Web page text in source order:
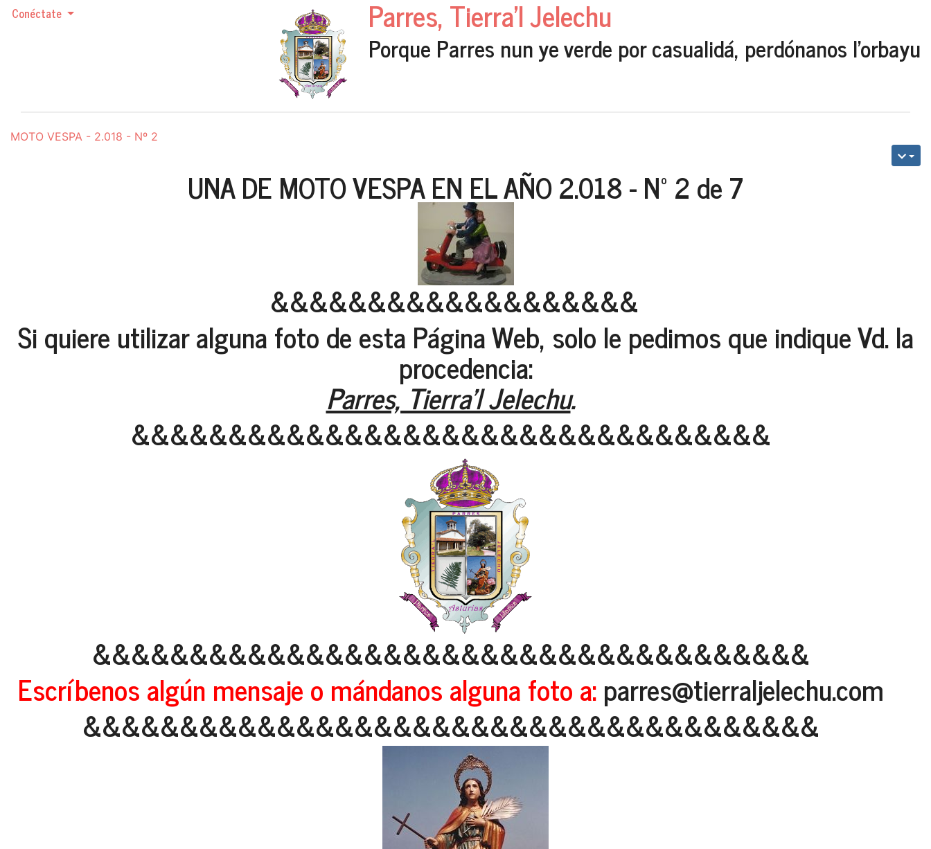
Conéctate Parres, Tierra'l Jelechu
Porque Parres nun ye verde por casualidá, perdónanos l'orbayu
MOTO VESPA - 2.018 - Nº 2
UNA DE MOTO VESPA EN EL AÑO 2.018 - Nº 2 de 7
&&&&&&&&&&&&&&&&&&&
Si quiere utilizar alguna foto de esta Página Web, solo le pedimos que indique Vd. la
procedencia:
Parres, Tierra'l Jelechu.
&&&&&&&&&&&&&&&&&&&&&&&&&&&&&&&&&
&&&&&&&&&&&&&&&&&&&&&&&&&&&&&&&&&&&&&
Escríbenos algún mensaje o mándanos alguna foto a:parres@tierraljelechu.com
&&&&&&&&&&&&&&&&&&&&&&&&&&&&&&&&&&&&&&